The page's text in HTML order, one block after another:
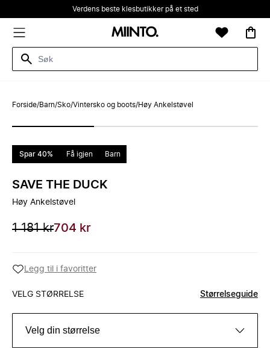
Verdens beste klesbutikker på et sted
Forside/Barn/Sko/Vintersko og boots/Høy Ankelstøvel
Spar 40% Få igjen Barn
SAVE THE DUCK
Høy Ankelstøvel
1 181 kr704 kr
Legg til i favoritter
VELG STØRRELSE Størrelseguide
Velg din størrelse